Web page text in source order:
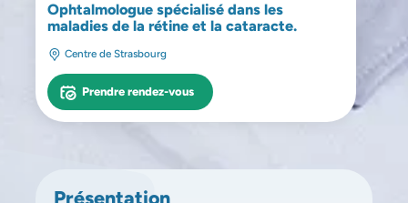
Ophtalmologue spécialisé dans les
maladies de la rétine et la cataracte.
Centre de Strasbourg
Prendre rendez-vous
Présentation